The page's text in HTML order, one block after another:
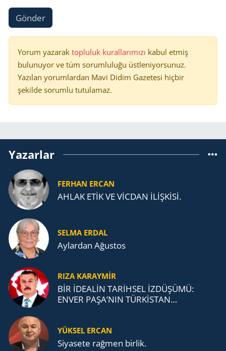
Gönder
Yorum yazarak topluluk kurallarımızı kabul etmiş
bulunuyor ve tüm sorumluluğu üstleniyorsunuz.
Yazılan yorumlardan Mavi Didim Gazetesi hiçbir
şekilde sorumlu tutulamaz.
Yazarlar
FERHAN ERCAN
AHLAK ETİK VE VİCDAN İLİŞKİSİ.
SELMA ERDAL
Aylardan Ağustos
RIZA KARAYMIR
BİR İDEALİN TARİHSEL İZDÜŞÜMÜ:
ENVER PAŞA’NIN TÜRKİSTAN
YÜKSEL ERCAN
Siyasete rağmen birlik.